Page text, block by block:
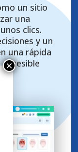
un sitio
una
clics.
y un
una rápida
×